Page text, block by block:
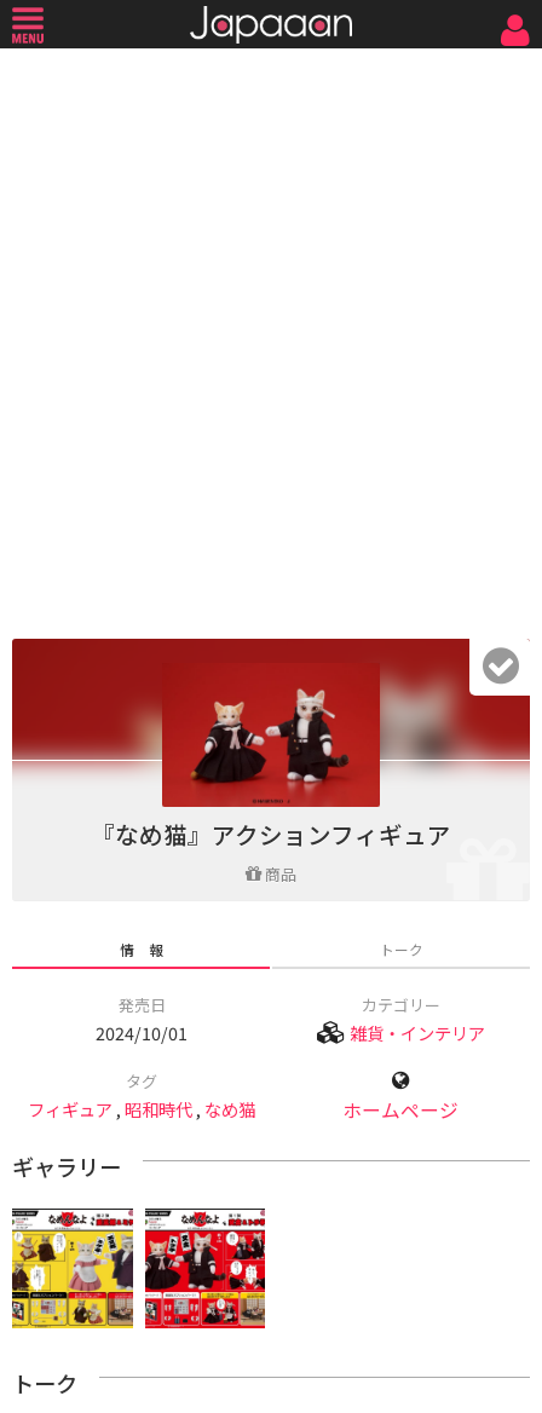
『なめ猫』アクションフィギュア
商品
情 報 トーク
発売日
2024/10/01
カテゴリー
雑貨・インテリア
タグ
フィギュア ,昭和時代, なめ猫 ホームページ
ギャラリー
トーク